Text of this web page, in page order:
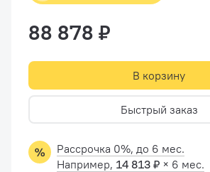
88 878 ₽
В корзину
Быстрый заказ
Рассрочка 0%, до 6 мес.
Например, 14 813 ₽ × 6 мес.